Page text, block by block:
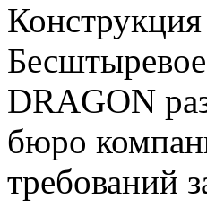
DRAGON
бюро
требований